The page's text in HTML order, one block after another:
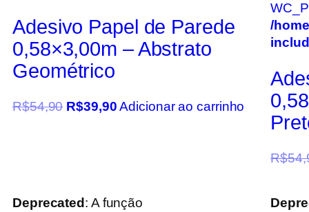
Adesivo Papel de Parede
0,58×3,00m – Abstrato
Geométrico
R$54,90 R$39,90 Adicionar ao carrinho
/
R$
Deprecated : A função